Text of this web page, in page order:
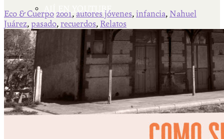
AJÍ EN YOUTUBE
Universidad Experimental 2022-2025
Feria del Libro Venado Tuerto 2022-2025
Facultad Libre Venado Tuerto 1990-1994
Eco & Cuerpo 2001, autores jóvenes, infancia, Nahuel
Juárez, pasado, recuerdos, Relatos